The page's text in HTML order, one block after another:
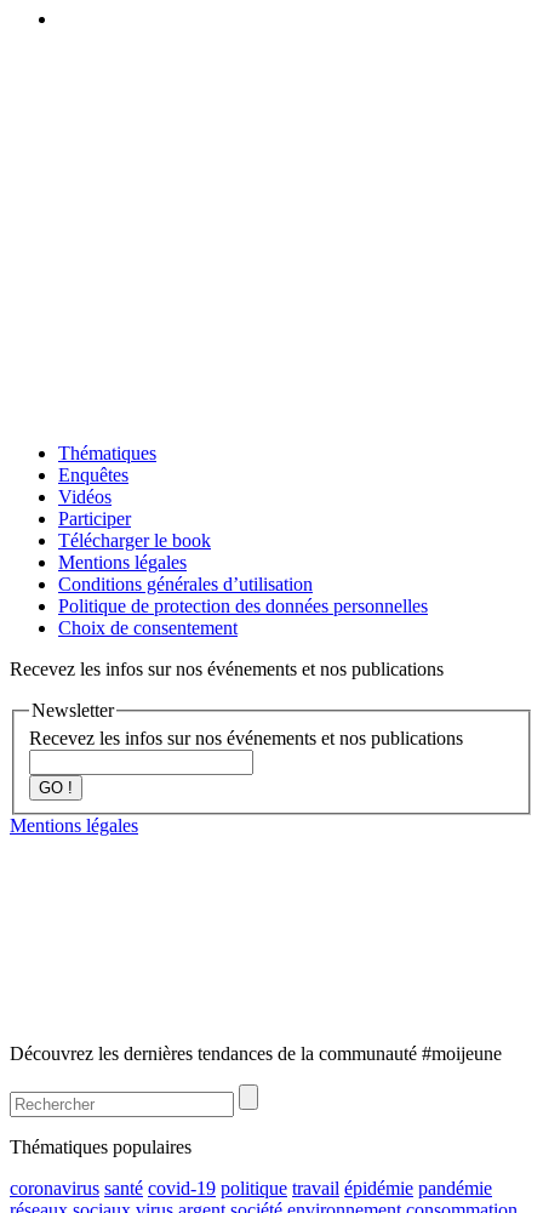
Thématiques
Enquêtes
Vidéos
Participer
Télécharger le book
Mentions légales
Conditions générales d’utilisation
Politique de protection des données personnelles
Choix de consentement
Recevez les infos sur nos événements et nos publications
Newsletter
Recevez les infos sur nos événements et nos publications
GO !
Mentions légales
Découvrez les dernières tendances de la communauté #moijeune
Thématiques populaires
coronavirus santé covid-19 politique travail épidémie pandémie